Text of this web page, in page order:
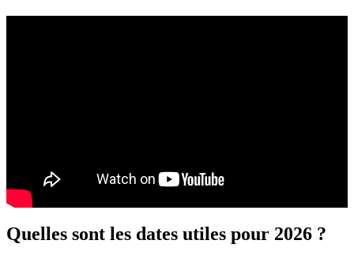
Quelles sont les dates utiles pour 2026 ?